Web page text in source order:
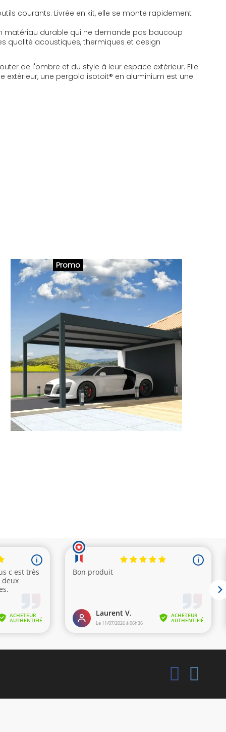
courants. Livrée en kit, elle se monte rapidement
matériau durable qui ne demande pas baucoup
qualité acoustiques, thermiques et design
de l'ombre et du style à leur espace extérieur. Elle
une pergola isotoit® en aluminium est une
Promo